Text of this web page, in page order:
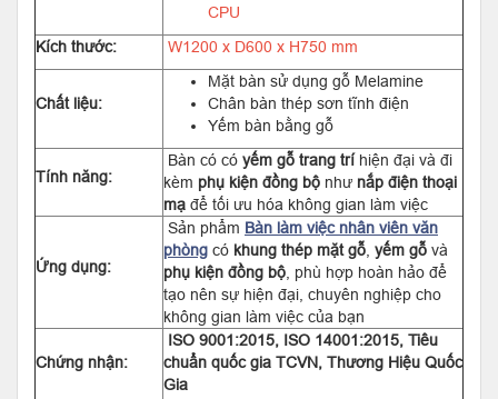
CPU
Kích thước:
W1200 x D600 x H750 mm
Chất liệu:
Mặt bàn sử dụng gỗ Melamine
Chân bàn thép sơn tĩnh điện
Yếm bàn bằng gỗ
Tính năng:
Bàn có có yếm gỗ trang trí hiện đại và đi
kèm phụ kiện đồng bộ như nắp điện thoại
mạ để tối ưu hóa không gian làm việc
Ứng dụng:
Sản phẩm Bàn làm việc nhân viên văn
phòng có khung thép mặt gỗ yếm gỗ và
phụ kiện đồng bộ , phù hợp hoàn hảo để
tạo nên sự hiện đại, chuyên nghiệp cho
không gian làm việc của bạn
Chứng nhận:
ISO 9001:2015, ISO 14001:2015, Tiêu
chuẩn quốc gia TCVN, Thương Hiệu Quốc
Gia